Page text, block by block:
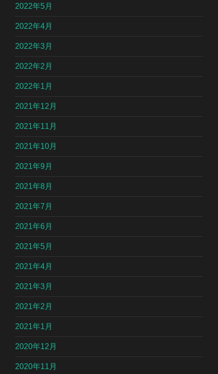
2022年5月
2022年4月
2022年3月
2022年2月
2022年1月
2021年12月
2021年11月
2021年10月
2021年9月
2021年8月
2021年7月
2021年6月
2021年5月
2021年4月
2021年3月
2021年2月
2021年1月
2020年12月
2020年11月